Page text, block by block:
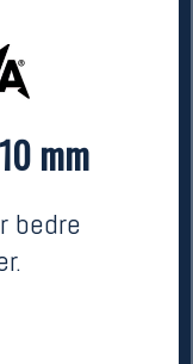
mm
bedre